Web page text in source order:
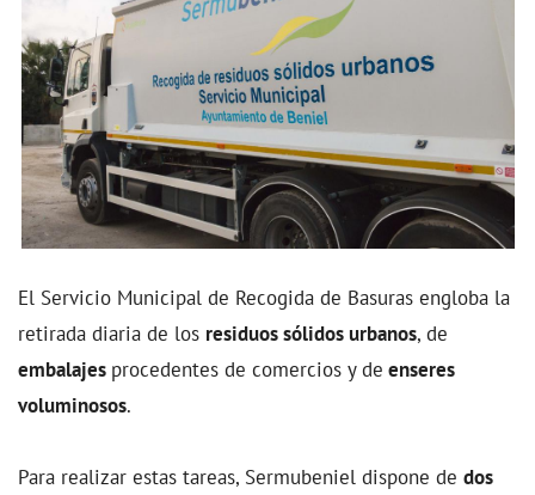
El Servicio Municipal de Recogida de Basuras engloba la
retirada diaria de los residuos sólidos urbanos, de
embalajes procedentes de comercios y de enseres
voluminosos.
Para realizar estas tareas, Sermubeniel dispone de dos